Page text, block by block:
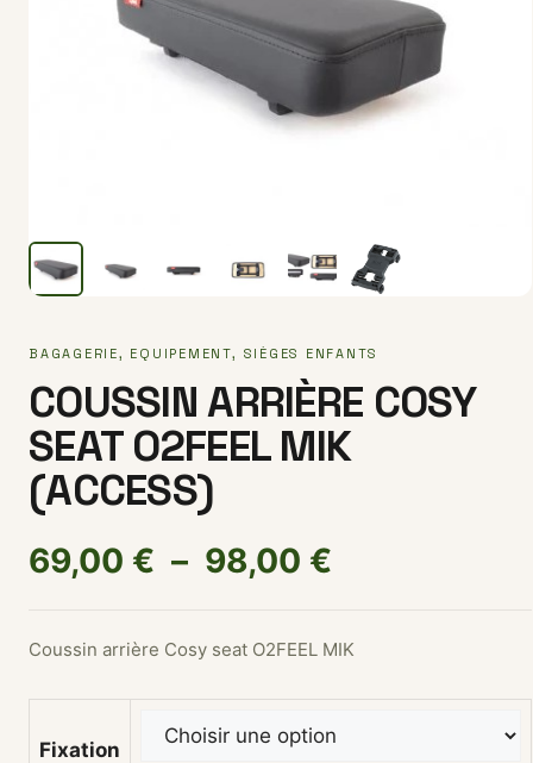
BAGAGERIE, EQUIPEMENT, SIÈGES ENFANTS
COUSSIN ARRIÈRE COSY
SEAT O2FEEL MIK
(ACCESS)
69,00 € – 98,00 €
Coussin arrière Cosy seat O2FEEL MIK
Fixation